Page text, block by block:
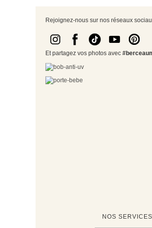
Rejoignez-nous sur nos réseaux
Et partagez vos photos avec
NOS SERVICES